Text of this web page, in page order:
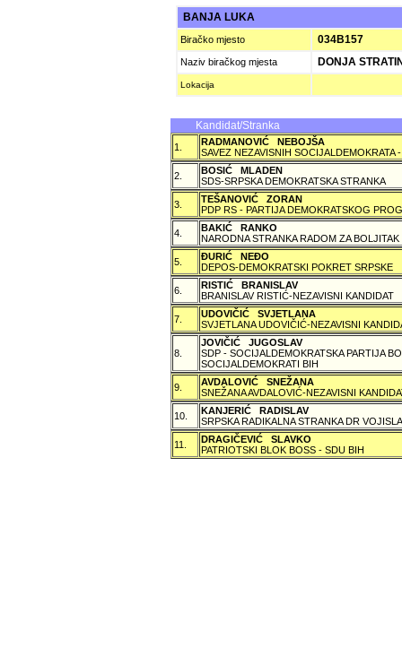
BANJA LUKA
Biračko mjesto 034B157
Naziv biračkog mjesta DONJA
Lokacija
Kandidat/Stranka
1.
RADMANOVIĆ NEBOJŠA
SAVEZ NEZAVISNIH SOCIJALDEMOKRATA
2.
BOSIĆ MLADEN
SDS-SRPSKA DEMOKRATSKA STRANKA
3.
TEŠANOVIĆ ZORAN
PDP RS - PARTIJA DEMOKRATSKOG
4.
BAKIĆ RANKO
NARODNA STRANKA RADOM ZA BOLJITAK
5.
ÐURIĆ NEÐO
DEPOS-DEMOKRATSKI POKRET SRPSKE
6.
RISTIĆ BRANISLAV
BRANISLAV RISTIĆ-NEZAVISNI KANDIDAT
7.
UDOVIČIĆ SVJETLANA
SVJETLANA UDOVIČIĆ-NEZAVISNI
8.
JOVIČIĆ JUGOSLAV
SDP - SOCIJALDEMOKRATSKA PARTIJA
SOCIJALDEMOKRATI BIH
9.
AVDALOVIĆ SNEŽANA
SNEŽANA AVDALOVIĆ-NEZAVISNI
10.
KANJERIĆ RADISLAV
SRPSKA RADIKALNA STRANKA DR
11.
DRAGIČEVIĆ SLAVKO
PATRIOTSKI BLOK BOSS - SDU BIH